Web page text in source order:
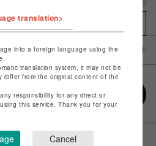
りアイテムに追加
translation>
into a foreign language using the
translation system, it may not be
differ from the original content of the
responsibility for any direct or
this service. Thank you for your
Cancel